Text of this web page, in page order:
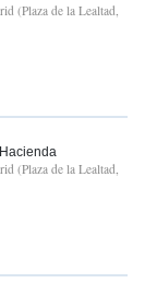
(Plaza de la Lealtad,
(Plaza de la Lealtad,